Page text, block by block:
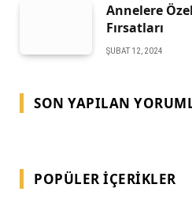
Annelere
Fırsatları
ŞUBAT 12, 2024
SON YAPILAN
POPÜLER İÇERIKLER